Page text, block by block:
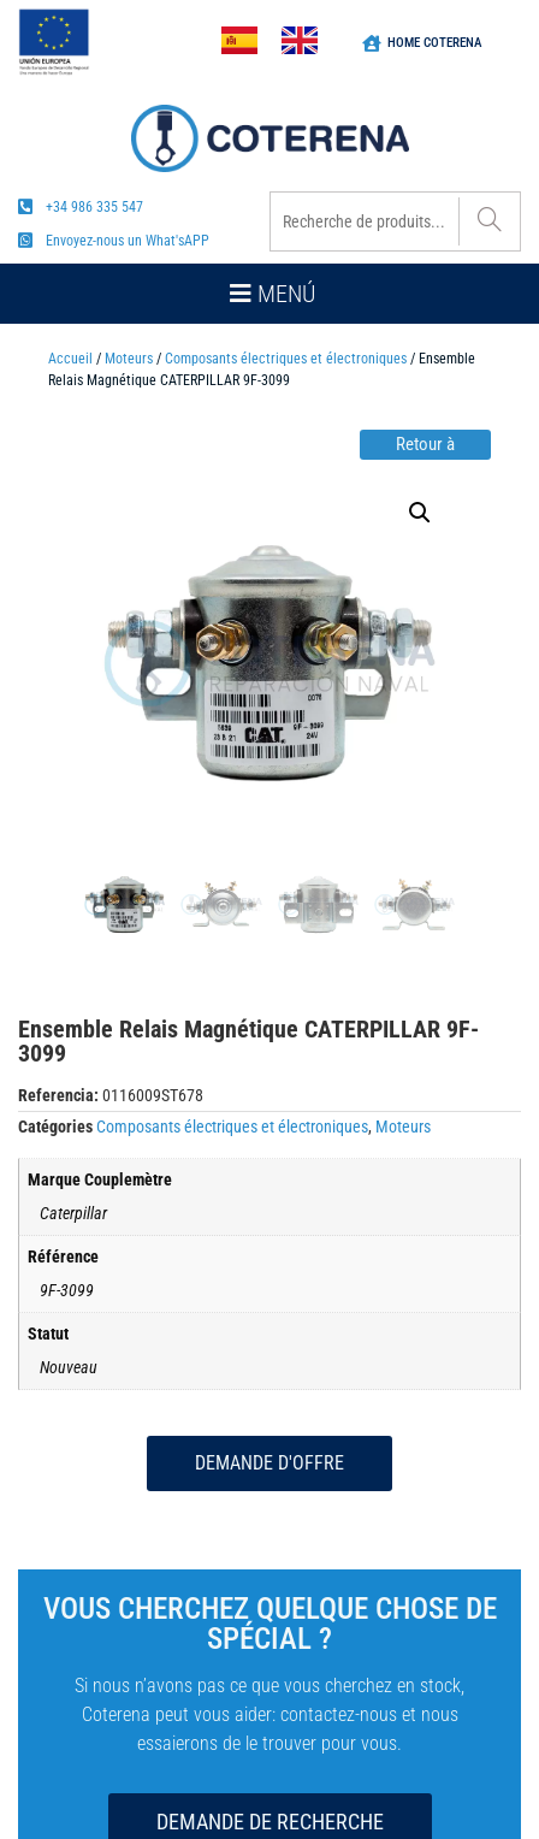
HOME COTERENA
+34 986 335 547
Envoyez-nous un What'sAPP
MENÚ
Accueil / Moteurs / Composants électriques et électroniques / Ensemble
Relais Magnétique CATERPILLAR 9F-3099
Retour à
Ensemble Relais Magnétique CATERPILLAR 9F-
3099
Referencia: 0116009ST678
CatégoriesComposants électriques et électroniques, Moteurs
Marque Couplemètre
Caterpillar
Référence
9F-3099
Statut
Nouveau
DEMANDE D'OFFRE
VOUS CHERCHEZ QUELQUE CHOSE DE
SPÉCIAL ?
Si nous n’avons pas ce que vous cherchez en stock,
Coterena peut vous aider: contactez-nous et nous
essaierons de le trouver pour vous.
DEMANDE DE RECHERCHE